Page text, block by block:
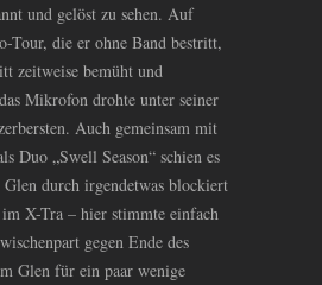
und gelöst zu sehen. Auf
Tour, die er ohne Band bestritt,
zeitweise bemüht und
Mikrofon drohte unter seiner
Auch gemeinsam mit
Duo „Swell Season“ schien es
durch irgendetwas blockiert
X-Tra – hier stimmte einfach
gegen Ende des
Glen für ein paar wenige